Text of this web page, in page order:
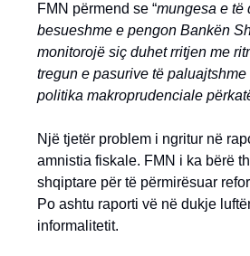
FMN përmend se “mungesa e të
besueshme e pengon Bankën
monitorojë siç duhet rritjen me
tregun e pasurive të
politika makroprudenciale
Një tjetër problem i ngritur në
amnistia fiskale. FMN i ka bërë
shqiptare për të përmirësuar
Po ashtu raporti vë në dukje
informalitetit.